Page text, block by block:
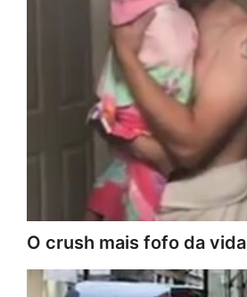
O crush mais fofo da vida